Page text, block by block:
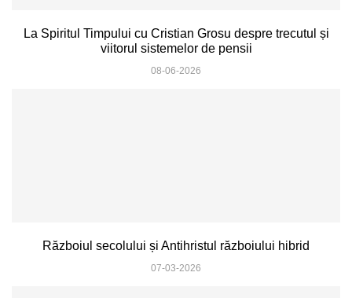
La Spiritul Timpului cu Cristian Grosu despre trecutul și
viitorul sistemelor de pensii
08-06-2026
Războiul secolului și Antihristul războiului hibrid
07-03-2026